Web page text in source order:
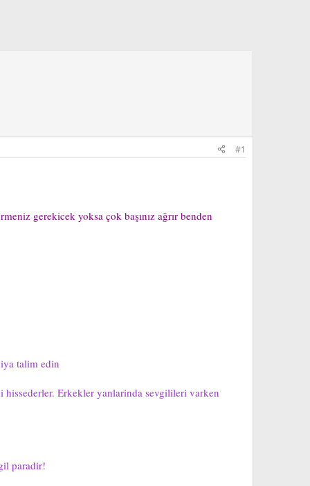
#1
gerekicek yoksa çok başınız ağrır benden
talim edin
Erkekler yanlarinda sevgilileri varken
paradir!